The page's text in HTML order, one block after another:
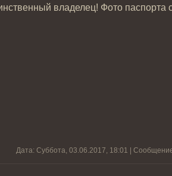
владелец! Фото
Дата: Суббота, 03.06.2017, 18:01 |